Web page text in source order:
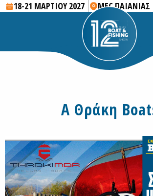
18-21 ΜΑΡΤΙΟΥ 2027 MEC ΠΑΙΑΝΙΑΣ
Α Θράκη